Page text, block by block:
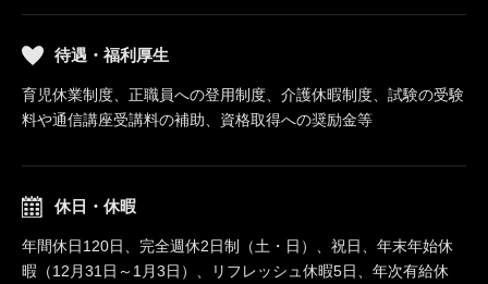
待遇・福利厚生
育児休業制度、正職員への登用制度、介護休暇制度、試験の受験
料や通信講座受講料の補助、資格取得への奨励金等
休日・休暇
年間休日120日、完全週休2日制（土・日）、祝日、年末年始休
暇（12月31日～1月3日）、リフレッシュ休暇5日、年次有給休